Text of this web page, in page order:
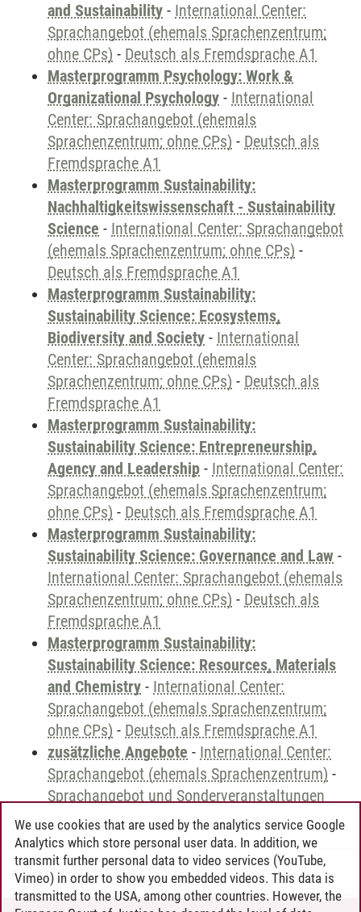
and Sustainability - International Center:
Sprachangebot (ehemals Sprachenzentrum;
ohne CPs) - Deutsch als Fremdsprache A1
Masterprogramm Psychology: Work &
Organizational Psychology - International
Center: Sprachangebot (ehemals
Sprachenzentrum; ohne CPs) - Deutsch als
Fremdsprache A1
Masterprogramm Sustainability:
Nachhaltigkeitswissenschaft - Sustainability
Science - International Center: Sprachangebot
(ehemals Sprachenzentrum; ohne CPs) -
Deutsch als Fremdsprache A1
Masterprogramm Sustainability:
Sustainability Science: Ecosystems,
Biodiversity and Society - International
Center: Sprachangebot (ehemals
Sprachenzentrum; ohne CPs) - Deutsch als
Fremdsprache A1
Masterprogramm Sustainability:
Sustainability Science: Entrepreneurship,
Agency and Leadership - International Center:
Sprachangebot (ehemals Sprachenzentrum;
ohne CPs) - Deutsch als Fremdsprache A1
Masterprogramm Sustainability:
Sustainability Science: Governance and Law -
International Center: Sprachangebot (ehemals
Sprachenzentrum; ohne CPs) - Deutsch als
Fremdsprache A1
Masterprogramm Sustainability:
Sustainability Science: Resources, Materials
and Chemistry - International Center:
Sprachangebot (ehemals Sprachenzentrum;
ohne CPs) - Deutsch als Fremdsprache A1
zusätzliche Angebote - International Center:
Sprachangebot (ehemals Sprachenzentrum) -
Sprachangebot und Sonderveranstaltungen
Andreea Tribel 30.06.2024
We use cookies that are used by the analytics service Google
Analytics which store personal user data. In addition, we
transmit further personal data to video services (YouTube,
Vimeo) in order to show you embedded videos. This data is
transmitted to the USA, among other countries. However, the